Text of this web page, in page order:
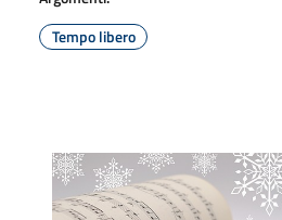
Tempo libero